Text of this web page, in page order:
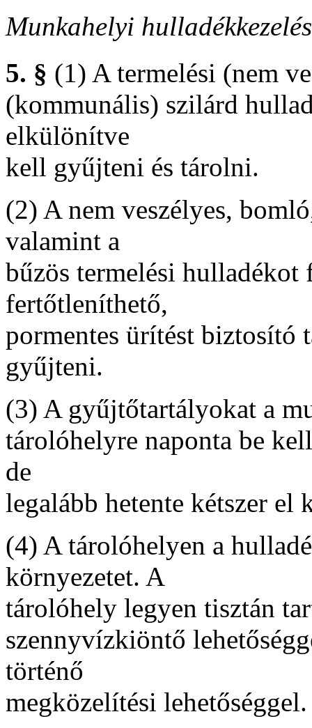
Munkahelyi hulladékkezelés
5. § (1) A termelési (nem
(kommunális) szilárd
elkülönítve
kell gyűjteni és tárolni.
(2) A nem veszélyes,
valamint a
bűzös termelési hulladékot
fertőtleníthető,
pormentes ürítést biztosító
gyűjteni.
(3) A gyűjtőtartályokat a
tárolóhelyre naponta be
de
legalább hetente kétszer el
(4) A tárolóhelyen a
környezetet. A
tárolóhely legyen tisztán
szennyvízkiöntő
történő
megközelítési lehetőséggel.